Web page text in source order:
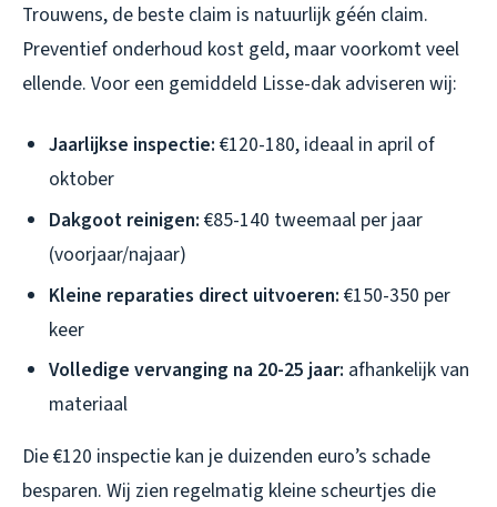
Trouwens, de beste claim is natuurlijk géén claim.
Preventief onderhoud kost geld, maar voorkomt veel
ellende. Voor een gemiddeld Lisse-dak adviseren wij:
Jaarlijkse inspectie: €120-180, ideaal in april of
oktober
Dakgoot reinigen: €85-140 tweemaal per jaar
(voorjaar/najaar)
Kleine reparaties direct uitvoeren: €150-350 per
keer
Volledige vervanging na 20-25 jaar: afhankelijk van
materiaal
Die €120 inspectie kan je duizenden euro’s schade
besparen. Wij zien regelmatig kleine scheurtjes die